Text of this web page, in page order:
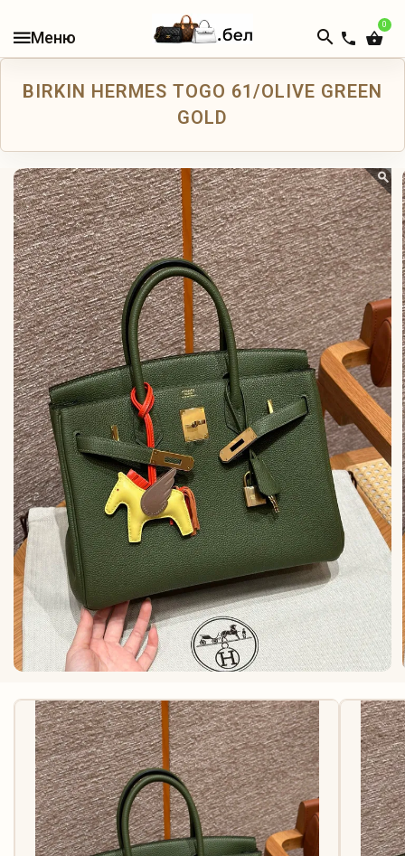
0
В
КАТАЛОГ
МУЖСКИЕ
СУМКИ
ДОРОЖНЫЕ
СУМКИ
РЮКЗАКИ
КОШЕЛЬКИ
И
КАРТХОЛДЕРЫ
АКСЕССУАРЫ
BIRKIN HERMES TOGO 61/OLIVE GREEN
GOLD